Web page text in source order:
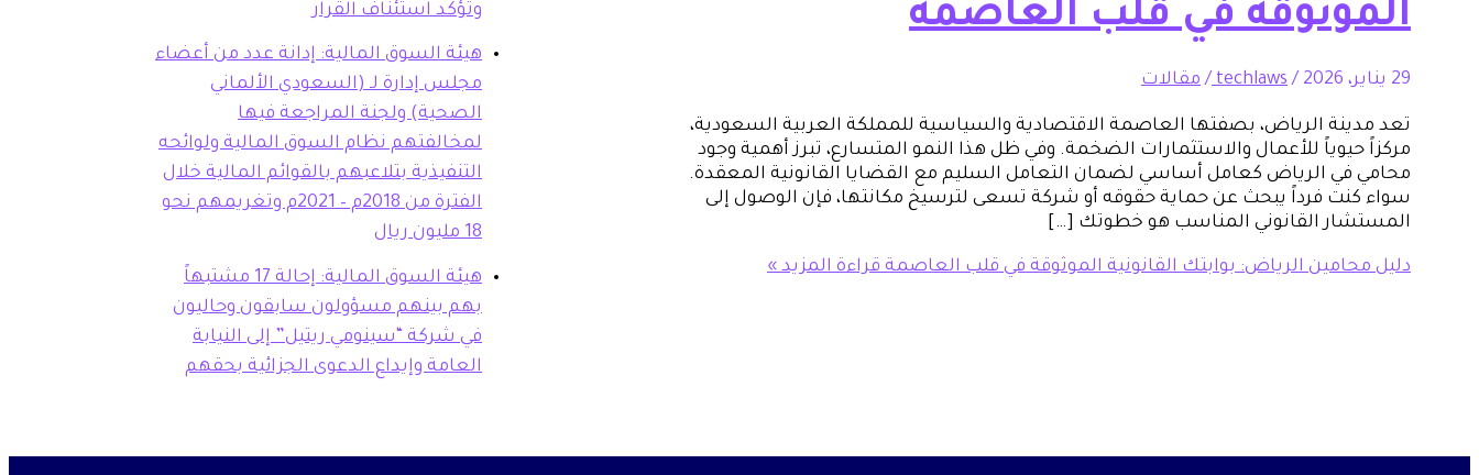
الموثوقة في قلب العاصمة
29 يناير، 2026 /
techlaws
/مقالات
تعد مدينة الرياض، بصفتها العاصمة الاقتصادية والسياسية للمملكة العربية السعودية،
مركزاً حيوياً للأعمال والاستثمارات الضخمة. وفي ظل هذا النمو المتسارع، تبرز أهمية وجود
محامي في الرياض كعامل أساسي لضمان التعامل السليم مع القضايا القانونية المعقدة.
سواء كنت فرداً يبحث عن حماية حقوقه أو شركة تسعى لترسيخ مكانتها، فإن الوصول إلى
المستشار القانوني المناسب هو خطوتك […]
دليل محامين الرياض: بوابتك القانونية الموثوقة في قلب العاصمةقراءة المزيد »
وتؤكد استئناف القرار
هيئة السوق المالية: إدانة عدد من أعضاء
مجلس إدارة لـ (السعودي الألماني
الصحية) ولجنة المراجعة فيها
لمخالفتهم نظام السوق المالية ولوائحه
التنفيذية بتلاعبهم بالقوائم المالية خلال
الفترة من 2018م – 2021م وتغريمهم نحو
18 مليون ريال
هيئة السوق المالية: إحالة 17 مشتبهاً
بهم بينهم مسؤولون سابقون وحاليون
في شركة “سينومي ريتيل” إلى النيابة
العامة وإيداع الدعوى الجزائية بحقهم